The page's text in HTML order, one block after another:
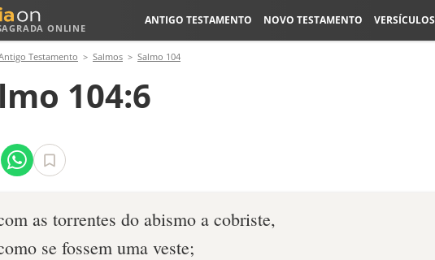
ONLINE
ANTIGO TESTAMENTO NOVO TESTAMENTO VERSÍCULOS
Testamento Salmos Salmo 104
104:6
as torrentes do abismo a cobriste,
se fossem uma veste;